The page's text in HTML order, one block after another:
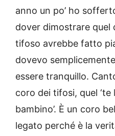
anno un po’ ho
dover dimostrare quel
tifoso avrebbe fatto
dovevo
essere tranquillo.
coro dei tifosi, quel ‘te
bambino’. È un coro
legato perché è la